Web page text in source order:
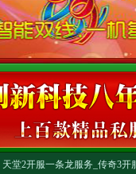
天堂2开服一条龙服务_传奇3开